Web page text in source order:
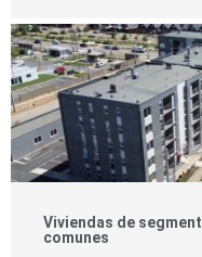
Viviendas de
comunes